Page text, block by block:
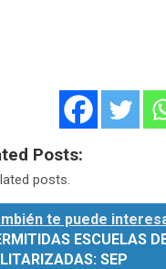
Posts:
posts.
te puede
ESCUELAS
SEP